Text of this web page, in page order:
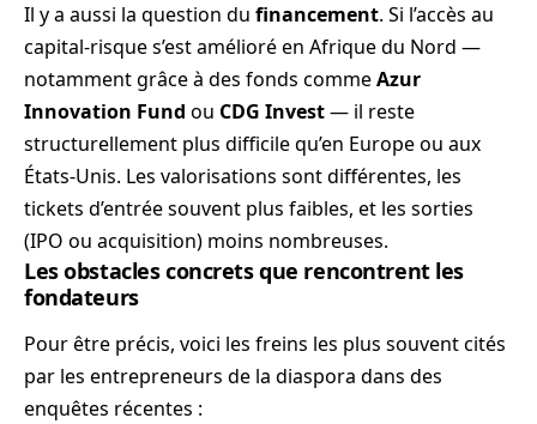
Il y a aussi la question du financement. Si l’accès au
capital-risque s’est amélioré en Afrique du Nord —
notamment grâce à des fonds commeAzur
Innovation Fund ou CDG Invest— il reste
structurellement plus difficile qu’en Europe ou aux
États-Unis. Les valorisations sont différentes, les
tickets d’entrée souvent plus faibles, et les sorties
(IPO ou acquisition) moins nombreuses.
Les obstacles concrets que rencontrent les
fondateurs
Pour être précis, voici les freins les plus souvent cités
par les entrepreneurs de la diaspora dans des
enquêtes récentes :